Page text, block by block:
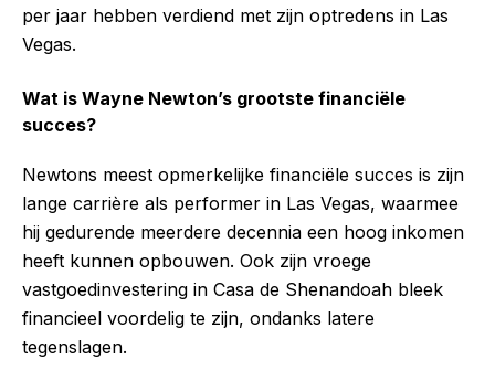
per jaar hebben verdiend met zijn optredens in Las
Vegas.
Wat is Wayne Newton’s grootste financiële
succes?
Newtons meest opmerkelijke financiële succes is zijn
lange carrière als performer in Las Vegas, waarmee
hij gedurende meerdere decennia een hoog inkomen
heeft kunnen opbouwen. Ook zijn vroege
vastgoedinvestering in Casa de Shenandoah bleek
financieel voordelig te zijn, ondanks latere
tegenslagen.